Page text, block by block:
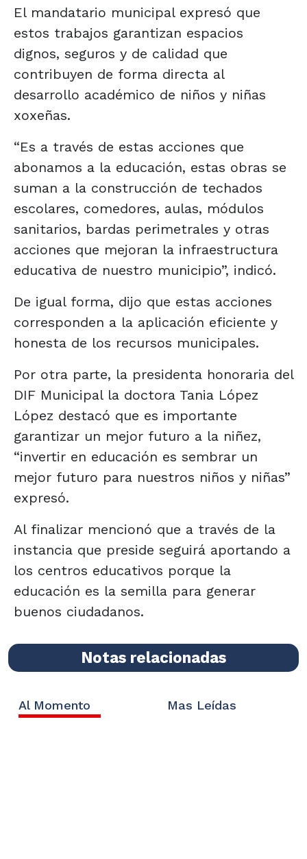
El mandatario municipal expresó que
estos trabajos garantizan espacios
dignos, seguros y de calidad que
contribuyen de forma directa al
desarrollo académico de niños y niñas
xoxeñas.
“Es a través de estas acciones que
abonamos a la educación, estas obras se
suman a la construcción de techados
escolares, comedores, aulas, módulos
sanitarios, bardas perimetrales y otras
acciones que mejoran la infraestructura
educativa de nuestro municipio”, indicó.
De igual forma, dijo que estas acciones
corresponden a la aplicación eficiente y
honesta de los recursos municipales.
Por otra parte, la presidenta honoraria del
DIF Municipal la doctora Tania López
López destacó que es importante
garantizar un mejor futuro a la niñez,
“invertir en educación es sembrar un
mejor futuro para nuestros niños y niñas”
expresó.
Al finalizar mencionó que a través de la
instancia que preside seguirá aportando a
los centros educativos porque la
educación es la semilla para generar
buenos ciudadanos.
Notas relacionadas
Al Momento Mas Leídas